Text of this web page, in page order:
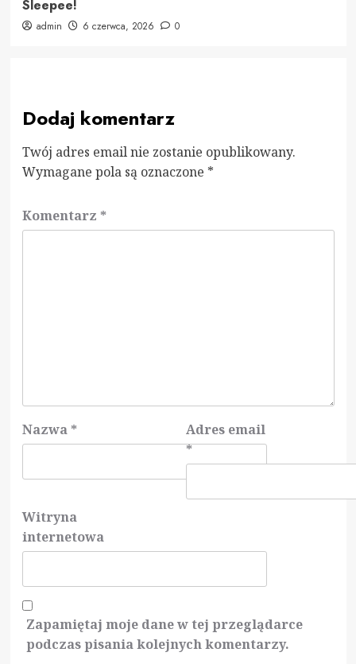
Sleepee!
admin 6 czerwca, 2026 0
Dodaj komentarz
Twój adres email nie zostanie opublikowany.
Wymagane pola są oznaczone *
Komentarz *
Nazwa *
Adres email
*
Witryna
internetowa
Zapamiętaj moje dane w tej przeglądarce
podczas pisania kolejnych komentarzy.